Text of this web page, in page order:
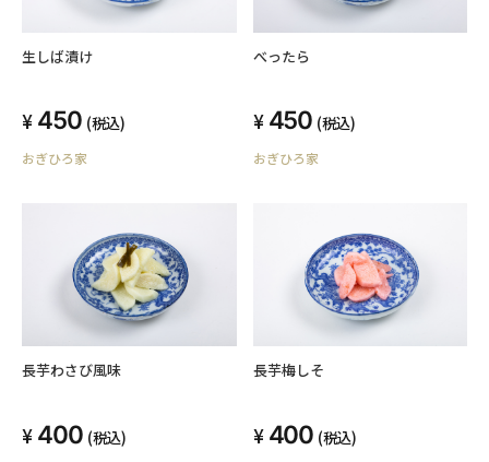
生しば漬け
450 (税込)
おぎひろ家
べったら
450 (税込)
おぎひろ家
長芋わさび風味
400 (税込)
長芋梅しそ
400 (税込)